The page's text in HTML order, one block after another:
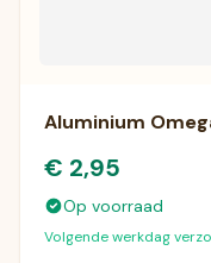
Aluminium
€ 2,95
Op voorraad
Volgende werkdag